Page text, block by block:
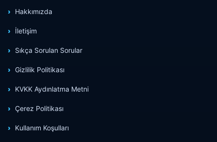
Hakkımızda
İletişim
Sıkça Sorulan Sorular
Gizlilik Politikası
KVKK Aydınlatma Metni
Çerez Politikası
Kullanım Koşulları